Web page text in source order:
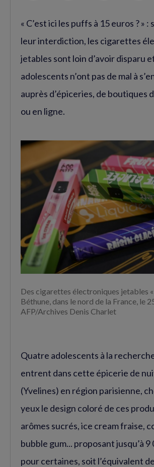
Facebook
(nouvelle
fenêtre)
Twitter
(nouvelle
fenêtre)
« C’est ici les puffs à 15 euros ? » :
leur interdiction, les cigarettes
jetables sont loin d’avoir disparu
adolescents n’ont pas de mal à
auprès d’épiceries, de boutiques
ou en ligne.
Agrandir
l'image
Des cigarettes électroniques jetables
Béthune, dans le nord de la France, le
AFP/Archives Denis Charlet
Quatre adolescents à la
entrent dans cette épicerie de
(Yvelines) en région parisienne,
yeux le design coloré de ces
arômes sucrés, ice cream fraise,
bubble gum... proposant jusqu’à
pour certaines, soit l’équivalent